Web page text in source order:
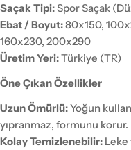
Saçak Tipi:Spor Saçak
Ebat / Boyut:80x150,
160x230, 200x290
Üretim Yeri:Türkiye (TR)
Öne Çıkan Özellikler
Uzun Ömürlü:Yoğun
yıpranmaz, formunu korur.
Kolay Temizlenebilir: Leke